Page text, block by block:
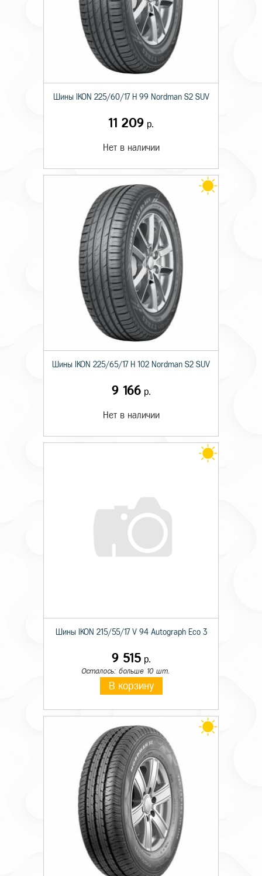
Шины IKON 225/60/17 H 99 Nordman S2 SUV
11 209 р.
Нет в наличии
Шины IKON 225/65/17 H 102 Nordman S2 SUV
9 166р.
Нет в наличии
Шины IKON 215/55/17 V 94 Autograph Eco 3
9 515р.
Осталось: больше 10 шт.
В корзину